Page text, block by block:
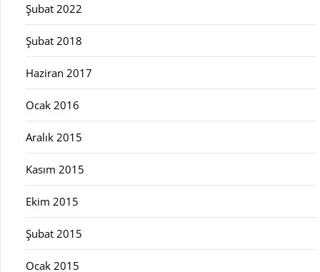
Şubat 2022
Şubat 2018
Haziran 2017
Ocak 2016
Aralık 2015
Kasım 2015
Ekim 2015
Şubat 2015
Ocak 2015